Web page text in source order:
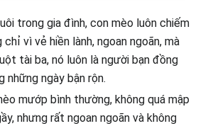
trong gia đình, con mèo luôn chiếm
vì vẻ hiền lành, ngoan ngoãn, mà
tài ba, nó luôn là người bạn đồng
những ngày bận rộn.
mướp bình thường, không quá mập
nhưng rất ngoan ngoãn và không